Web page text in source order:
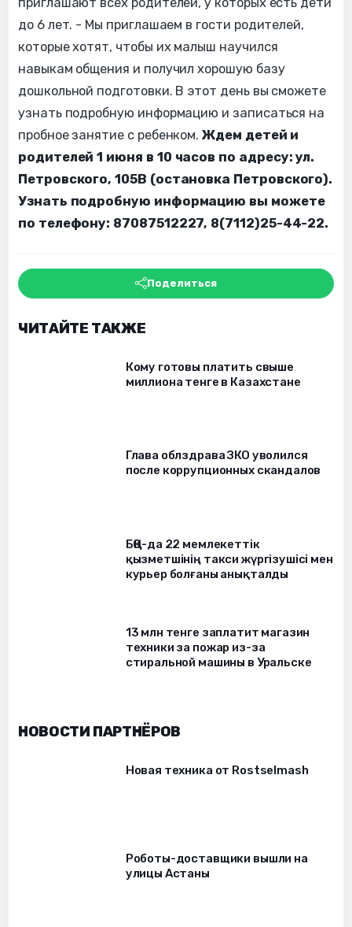
до 6 лет. - Мы приглашаем в гости родителей,
которые хотят, чтобы их малыш научился
навыкам общения и получил хорошую базу
дошкольной подготовки. В этот день вы сможете
узнать подробную информацию и записаться на
пробное занятие с ребенком.Ждем детей и
родителей 1 июня в 10 часов по адресу: ул.
Петровского, 105В (остановка Петровского).
Узнать подробную информацию вы можете
по телефону: 87087512227, 8(7112)25-44-22.
Поделиться
ЧИТАЙТЕ ТАКЖЕ
Кому готовы платить свыше
миллиона тенге в Казахстане
Глава облздрава ЗКО уволился
после коррупционных скандалов
БҚО-да 22 мемлекеттік
қызметшінің такси жүргізушісі мен
курьер болғаны анықталды
13 млн тенге заплатит магазин
техники за пожар из-за
стиральной машины в Уральске
НОВОСТИ ПАРТНЁРОВ
Новая техника от Rostselmash
Роботы-доставщики вышли на
улицы Астаны